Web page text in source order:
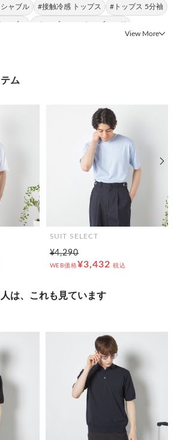
ャブル #接触冷感 トップス #トップス 5分袖
View More
ム
SUIT SELECT
¥4,290
WEB価格¥3,432 税込
は、これも見ています